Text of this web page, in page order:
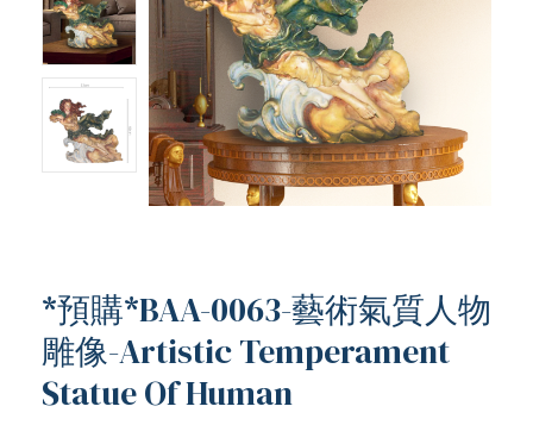
*預購*BAA-0063-藝術氣質人物
雕像-Artistic Temperament
Statue Of Human
含日本